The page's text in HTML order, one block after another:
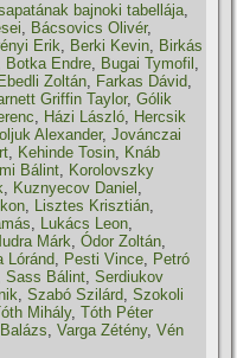
bajnoki tabellája,
, Bácsovics Olivér,
Erik, Berki Kevin, Birkás
Botka Endre, Bugai Tymofil ,
Ebedli Zoltán, Farkas Dávid,
Griffin Taylor,Gólik
, Házi László, Hercsik
Alexander,Jovánczai
, Kehinde Tosin, Knáb
Bálint, Korolovszky
, Kuznyecov Daniel ,
, Lisztes Krisztián,
, Lukács Leon,
Márk,Ódor Zoltán,
Lóránd, Pesti Vince, Petró
Sass Bálint,Serdiukov
,Szabó Szilárd,Szokoli
Mihály,Tóth Péter
,Varga Zétény,Vén